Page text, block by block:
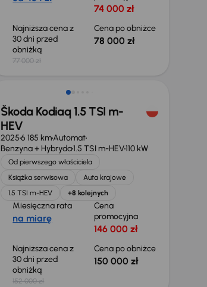
74 000 zł
Najniższa cena z
30 dni przed
obniżką
77 000 zł
Cena po obniżce
78 000 zł
Świeżo skupione
Škoda Kodiaq 1.5 TSI m-
HEV
20256 185 kmAutomat
Benzyna + Hybryda1.5 TSI m-HEV110 kW
Od pierwszego właściciela
Książka serwisowa
Auta krajowe
1.5 TSI m-HEV
+8 kolejnych
Miesięczna rata
na miarę
Cena
promocyjna
146 000 zł
Najniższa cena z
30 dni przed
obniżką
152 000 zł
Cena po obniżce
150 000 zł